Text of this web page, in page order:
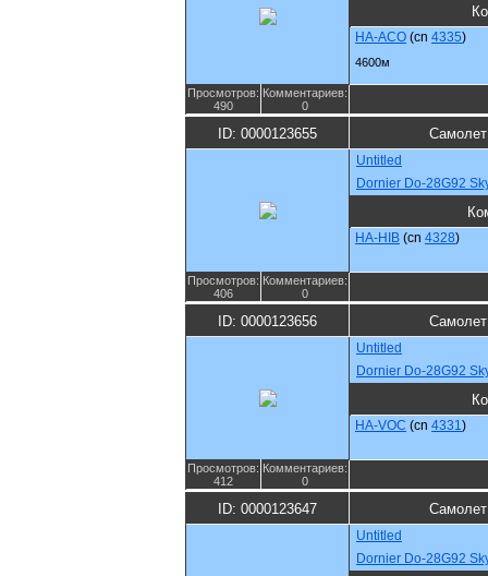
HA-ACO (cn 4335)
4600м
Просмотров:
490
Комментариев:
0
ID: 0000123655
Untitled
Dornier Do-28G92
HA-HIB (cn 4328)
Просмотров:
406
Комментариев:
0
ID: 0000123656
Untitled
Dornier Do-28G92
HA-VOC (cn 4331)
Просмотров:
412
Комментариев:
0
ID: 0000123647
Untitled
Dornier Do-28G92